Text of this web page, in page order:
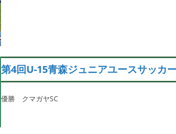
第4回U-15青森ジュニアユースサッカ
優勝 クマガヤSC